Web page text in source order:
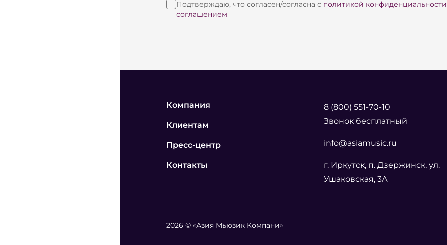
Подтверждаю, что согласен/согласна с политикой конфиденциальности
соглашением
Компания
Клиентам
Пресс-центр
Контакты
8 (800) 551-70-10
Звонок бесплатный
info@asiamusic.ru
г. Иркутск, п. Дзержинск, ул.
Ушаковская, 3А
2026 © «Азия Мьюзик Компани»